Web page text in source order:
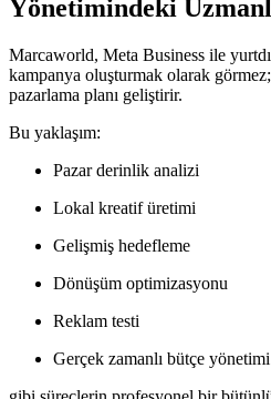
Yönetimindeki
Marcaworld, Meta Business ile
kampanya oluşturmak olarak
pazarlama planı geliştirir.
Bu yaklaşım:
Pazar derinlik analizi
Lokal kreatif üretimi
Gelişmiş hedefleme
Dönüşüm optimizasyonu
Reklam testi
Gerçek zamanlı bütçe yönetimi